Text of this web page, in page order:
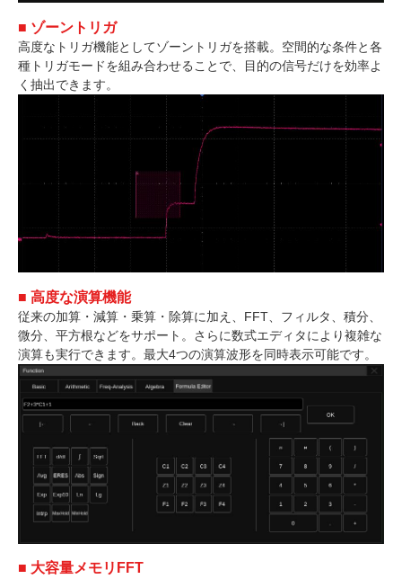
■ ゾーントリガ
高度なトリガ機能としてゾーントリガを搭載。空間的な条件と各
種トリガモードを組み合わせることで、目的の信号だけを効率よ
く抽出できます。
■ 高度な演算機能
従来の加算・減算・乗算・除算に加え、FFT、フィルタ、積分、
微分、平方根などをサポート。さらに数式エディタにより複雑な
演算も実行できます。最大4つの演算波形を同時表示可能です。
■ 大容量メモリFFT